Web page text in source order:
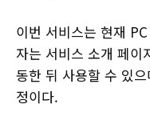
이번 서비스는 현재
자는 서비스 소개 페이
동한 뒤 사용할 수 있
정이다.